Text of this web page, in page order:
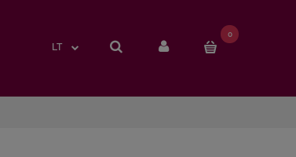
LT
0
LT
0